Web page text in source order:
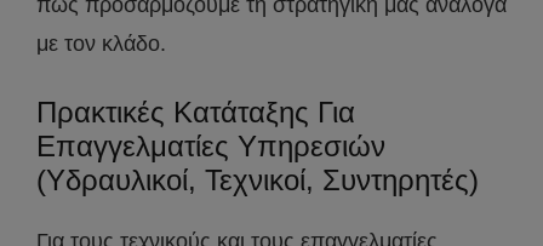
πώς προσαρμόζουμε τη στρατηγική μας ανάλογα
με τον κλάδο.
Πρακτικές Κατάταξης Για
Επαγγελματίες Υπηρεσιών
(Υδραυλικοί, Τεχνικοί, Συντηρητές)